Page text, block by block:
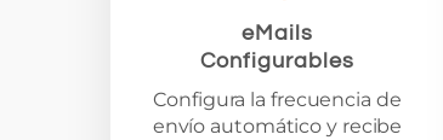
eMails
Configurables
Configura la frecuencia de
envío automático y recibe